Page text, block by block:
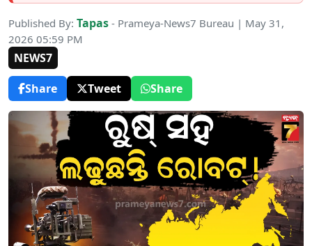
Published By: Tapas - Prameya-News7 Bureau | May 31,
2026 05:59 PM
NEWS7
Share
Tweet Share